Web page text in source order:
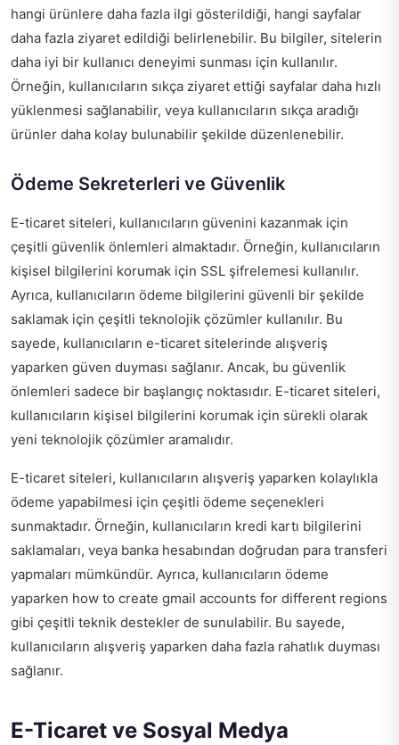
hangi ürünlere daha fazla ilgi gösterildiği, hangi sayfalar
daha fazla ziyaret edildiği belirlenebilir. Bu bilgiler, sitelerin
daha iyi bir kullanıcı deneyimi sunması için kullanılır.
Örneğin, kullanıcıların sıkça ziyaret ettiği sayfalar daha hızlı
yüklenmesi sağlanabilir, veya kullanıcıların sıkça aradığı
ürünler daha kolay bulunabilir şekilde düzenlenebilir.
Ödeme Sekreterleri ve Güvenlik
E-ticaret siteleri, kullanıcıların güvenini kazanmak için
çeşitli güvenlik önlemleri almaktadır. Örneğin, kullanıcıların
kişisel bilgilerini korumak için SSL şifrelemesi kullanılır.
Ayrıca, kullanıcıların ödeme bilgilerini güvenli bir şekilde
saklamak için çeşitli teknolojik çözümler kullanılır. Bu
sayede, kullanıcıların e-ticaret sitelerinde alışveriş
yaparken güven duyması sağlanır. Ancak, bu güvenlik
önlemleri sadece bir başlangıç noktasıdır. E-ticaret siteleri,
kullanıcıların kişisel bilgilerini korumak için sürekli olarak
yeni teknolojik çözümler aramalıdır.
E-ticaret siteleri, kullanıcıların alışveriş yaparken kolaylıkla
ödeme yapabilmesi için çeşitli ödeme seçenekleri
sunmaktadır. Örneğin, kullanıcıların kredi kartı bilgilerini
saklamaları, veya banka hesabından doğrudan para transferi
yapmaları mümkündür. Ayrıca, kullanıcıların ödeme
yaparken how to create gmail accounts for different regions
gibi çeşitli teknik destekler de sunulabilir. Bu sayede,
kullanıcıların alışveriş yaparken daha fazla rahatlık duyması
sağlanır.
E-Ticaret ve Sosyal Medya